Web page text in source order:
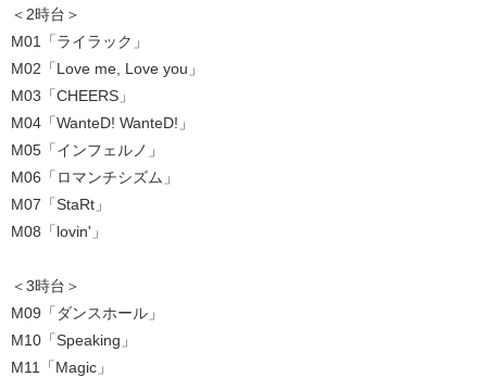
＜2時台＞
M01「ライラック」
M02「Love me, Love you」
M03「CHEERS」
M04「WanteD! WanteD!」
M05「インフェルノ」
M06「ロマンチシズム」
M07「StaRt」
M08「lovin'」
＜3時台＞
M09「ダンスホール」
M10「Speaking」
M11「Magic」